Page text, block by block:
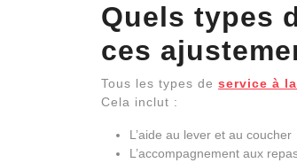
Quels types
ces
Tous les types de service à
Cela inclut :
L’aide au lever et au coucher
L’accompagnement aux